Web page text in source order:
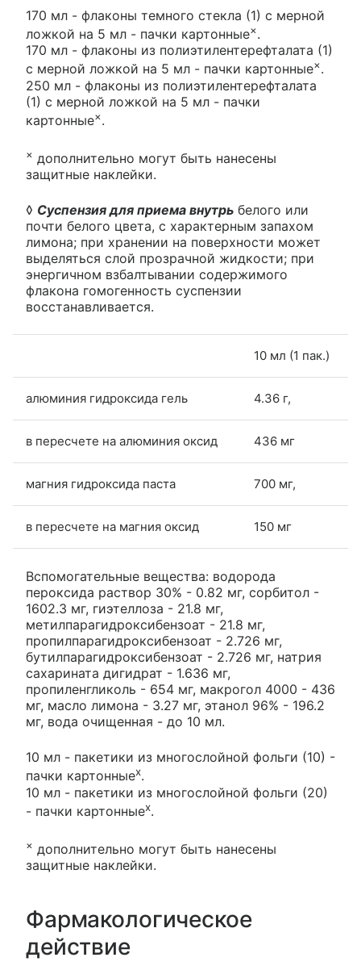
170 мл - флаконы темного стекла (1) с мерной
ложкой на 5 мл - пачки картонные×.
170 мл - флаконы из полиэтилентерефталата (1)
с мерной ложкой на 5 мл - пачки картонные×.
250 мл - флаконы из полиэтилентерефталата
(1) с мерной ложкой на 5 мл - пачки
картонные×.
× дополнительно могут быть нанесены
защитные наклейки.
◊ Суспензия для приема внутрь белого или
почти белого цвета, с характерным запахом
лимона; при хранении на поверхности может
выделяться слой прозрачной жидкости; при
энергичном взбалтывании содержимого
флакона гомогенность суспензии
восстанавливается.
10 мл (1 пак.)
алюминия гидроксида гель 4.36 г,
в пересчете на алюминия оксид 436 мг
магния гидроксида паста 700 мг,
в пересчете на магния оксид 150 мг
Вспомогательные вещества: водорода
пероксида раствор 30% - 0.82 мг, сорбитол -
1602.3 мг, гиэтеллоза - 21.8 мг,
метилпарагидроксибензоат - 21.8 мг,
пропилпарагидроксибензоат - 2.726 мг,
бутилпарагидроксибензоат - 2.726 мг, натрия
сахарината дигидрат - 1.636 мг,
пропиленгликоль - 654 мг, макрогол 4000 - 436
мг, масло лимона - 3.27 мг, этанол 96% - 196.2
мг, вода очищенная - до 10 мл.
10 мл - пакетики из многослойной фольги (10) -
пачки картонныех.
10 мл - пакетики из многослойной фольги (20)
- пачки картонныех.
× дополнительно могут быть нанесены
защитные наклейки.
Фармакологическое
действие